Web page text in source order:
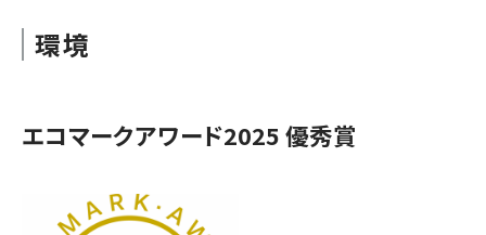
環境
エコマークアワード2025 優秀賞